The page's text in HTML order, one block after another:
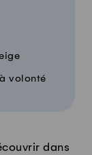
volonté
dans